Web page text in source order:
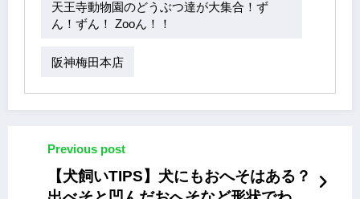
天王寺動物園のどうぶつ達が大集合！ず
ん！ずん！ Zooん！！
阪神梅田本店
Previous post
【犬飼いTIPS】犬にもおへそはある？